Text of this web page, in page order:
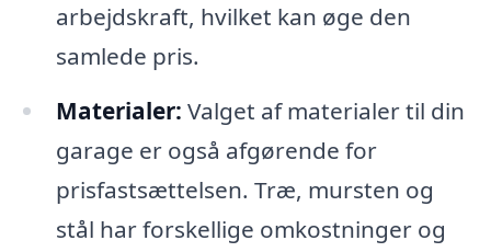
arbejdskraft, hvilket kan øge den
samlede pris.
Materialer: Valget af materialer til din
garage er også afgørende for
prisfastsættelsen. Træ, mursten og
stål har forskellige omkostninger og